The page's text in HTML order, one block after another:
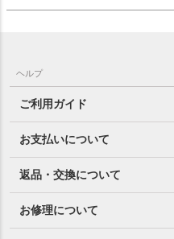
ヘルプ
ご利用ガイド
お支払いについて
返品・交換について
お修理について